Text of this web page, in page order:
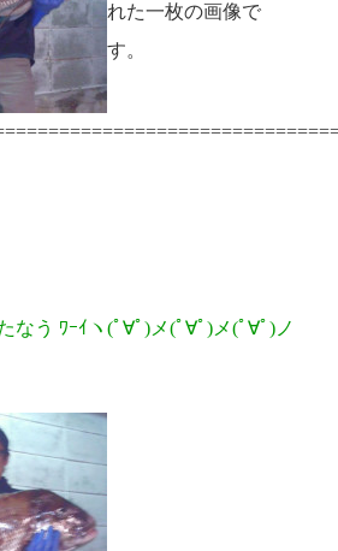
れた一枚の画像で
す。
なう ﾜｰｲヽ(ﾟ∀ﾟ)メ(ﾟ∀ﾟ)メ(ﾟ∀ﾟ)ノ